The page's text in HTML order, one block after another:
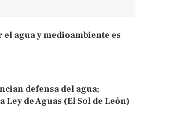
agua y medioambiente es
defensa del agua;
de Aguas (El Sol de León)